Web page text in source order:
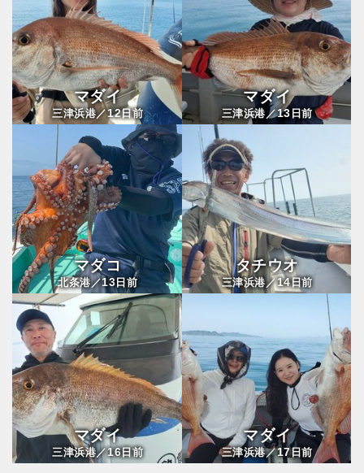
マダイ
三津浜港／12日前
マダイ
三津浜港／13 日前
マダコ
北条港／13日前
タチウオ
三津浜港／14日前
マダイ
三津浜港／16日前
マダイ
三津浜港／17日前